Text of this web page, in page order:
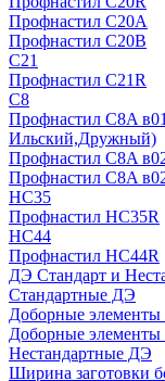
Профнастил С20А
Профнастил С20В
C21
Профнастил С21R
C8
Профнастил С8A
Ильский,Дружный)
Профнастил С8A
Профнастил С8A
HС35
Профнастил HC35R
НС44
Профнастил НС44R
ДЭ Стандарт и
Стандартные ДЭ
Доборные элементы
Доборные
Нестандартные ДЭ
Ширина заготовки